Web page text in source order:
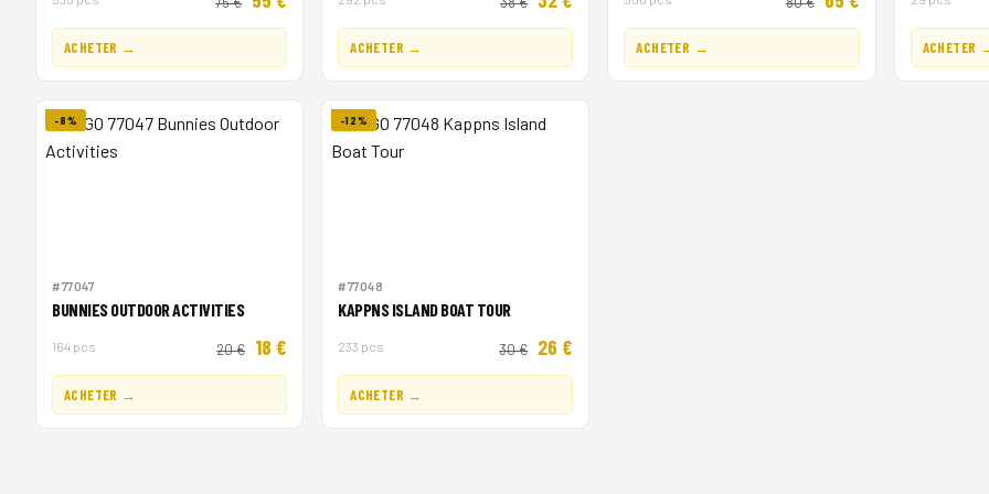
ACHETER → ACHETER → ACHETER → ACHETER
-8%
#77047
BUNNIES OUTDOOR ACTIVITIES
164 pcs 20 € 18 €
ACHETER →
-12%
#77048
KAPPNS ISLAND BOAT TOUR
233 pcs 30 € 26 €
ACHETER →